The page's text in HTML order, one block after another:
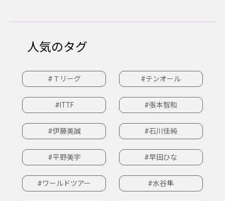
人気のタグ
#Ｔリーグ #テンオール
#ITTF #張本智和
#伊藤美誠 #石川佳純
#平野美宇 #早田ひな
#ワールドツアー #水谷隼